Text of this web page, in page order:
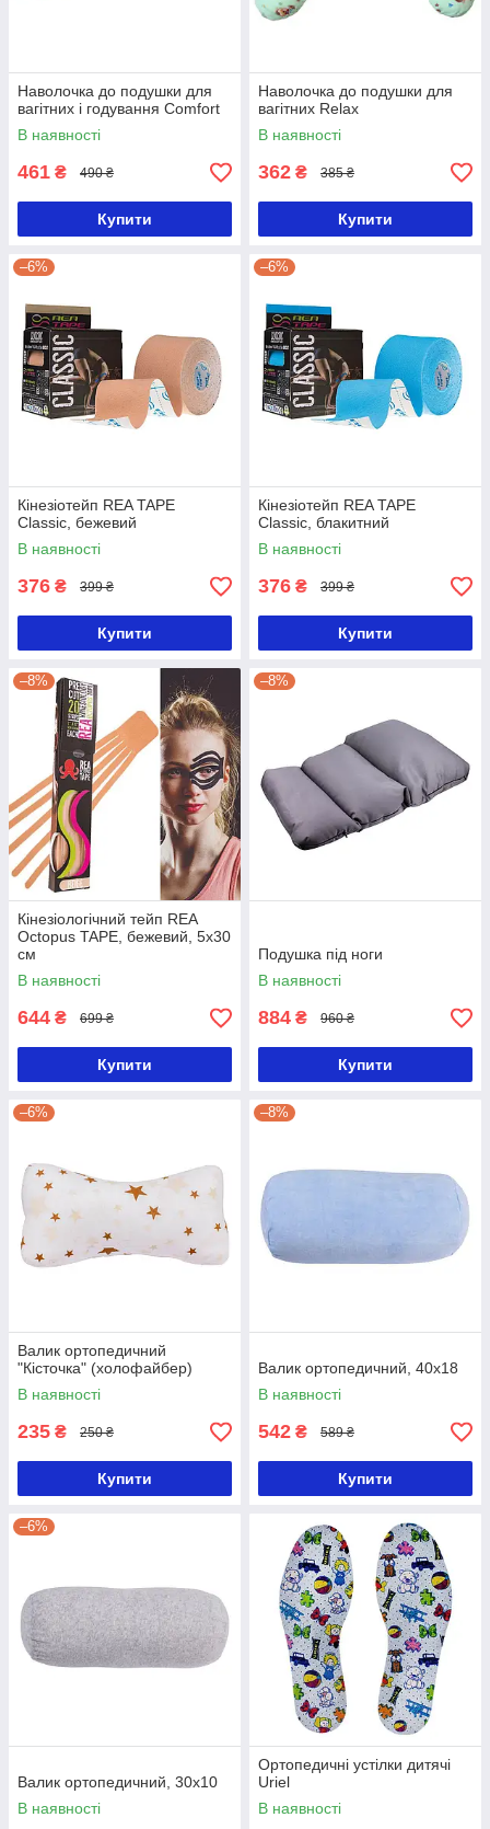
Наволочка до подушки для
вагітних і годування Comfort
В наявності
461 ₴ 490 ₴
Купити
Наволочка до подушки для
вагітних Relax
В наявності
362 ₴ 385 ₴
Купити
–6%
Кінезіотейп REA TAPE
Classic, бежевий
В наявності
376 ₴ 399 ₴
Купити
–6%
Кінезіотейп REA TAPE
Classic, блакитний
В наявності
376 ₴ 399 ₴
Купити
–8%
Кінезіологічний тейп REA
Octopus TAPE, бежевий, 5х30
см
В наявності
644 ₴ 699 ₴
Купити
–8%
Подушка під ноги
В наявності
884 ₴ 960 ₴
Купити
–6%
Валик ортопедичний
"Кісточка" (холофайбер)
В наявності
235 ₴ 250 ₴
Купити
–8%
Валик ортопедичний, 40х18
В наявності
542 ₴ 589 ₴
Купити
–6%
Валик ортопедичний, 30х10
В наявності
Ортопедичні устілки дитячі
Uriel
В наявності